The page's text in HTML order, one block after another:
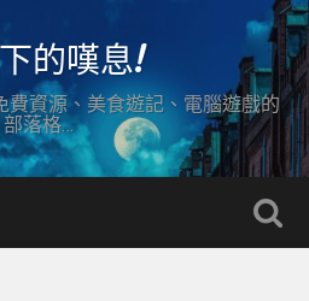
的嘆息!
費資源、美食遊記、電腦遊戲的
部落格…